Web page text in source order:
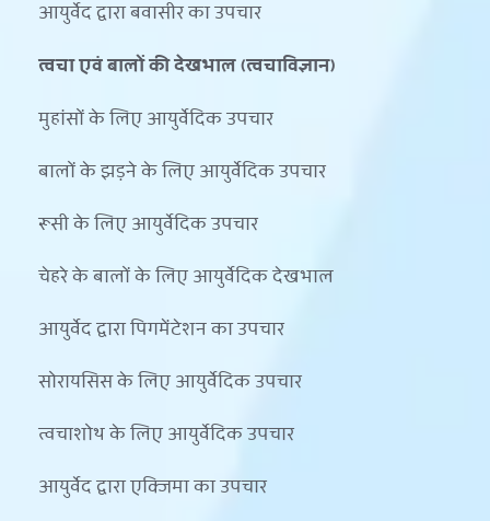
आयुर्वेद द्वारा बवासीर का उपचार
त्वचा एवं बालों की देखभाल (त्वचाविज्ञान)
मुहांसों के लिए आयुर्वेदिक उपचार
बालों के झड़ने के लिए आयुर्वेदिक उपचार
रूसी के लिए आयुर्वेदिक उपचार
चेहरे के बालों के लिए आयुर्वेदिक देखभाल
आयुर्वेद द्वारा पिगमेंटेशन का उपचार
सोरायसिस के लिए आयुर्वेदिक उपचार
त्वचाशोथ के लिए आयुर्वेदिक उपचार
आयुर्वेद द्वारा एक्जिमा का उपचार